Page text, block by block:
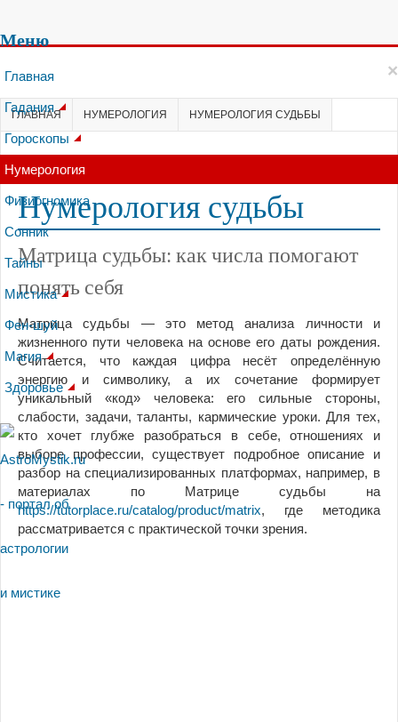
Меню
×
Главная
Гадания
Гороскопы
Нумерология
Физиогномика
Сонник
Тайны
Мистика
Фен-шуй
Магия
Здоровье
ГЛАВНАЯ НУМЕРОЛОГИЯ НУМЕРОЛОГИЯ СУДЬБЫ
Нумерология судьбы
Матрица судьбы: как числа помогают
понять себя
Матрица судьбы — это метод анализа личности и
жизненного пути человека на основе его даты рождения.
Считается, что каждая цифра несёт определённую
энергию и символику, а их сочетание формирует
уникальный «код» человека: его сильные стороны,
слабости, задачи, таланты, кармические уроки. Для тех,
кто хочет глубже разобраться в себе, отношениях и
выборе профессии, существует подробное описание и
разбор на специализированных платформах, например, в
материалах по Матрице судьбы на
https://tutorplace.ru/catalog/product/matrix, где методика
рассматривается с практической точки зрения.